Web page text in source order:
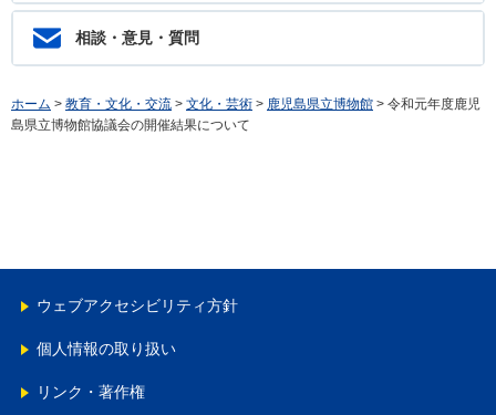
相談・意見・質問
ホーム > 教育・文化・交流 > 文化・芸術 > 鹿児島県立博物館 > 令和元年度鹿児
島県立博物館協議会の開催結果について
ウェブアクセシビリティ方針
個人情報の取り扱い
リンク・著作権